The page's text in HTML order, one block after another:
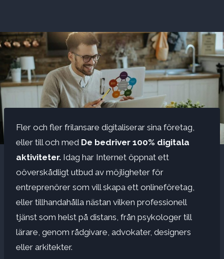
Fler och fler frilansare digitaliserar sina företag,
eller till och med De bedriver 100% digitala
aktiviteter. Idag har Internet öppnat ett
oöverskådligt utbud av möjligheter för
entreprenörer som vill skapa ett onlineföretag,
eller tillhandahålla nästan vilken professionell
tjänst som helst på distans, från psykologer till
lärare, genom rådgivare, advokater, designers
eller arkitekter.